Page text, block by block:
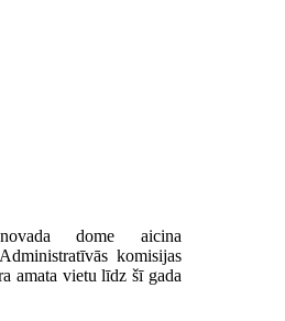
dome aicina
komisijas
amata vietu līdz šī gada